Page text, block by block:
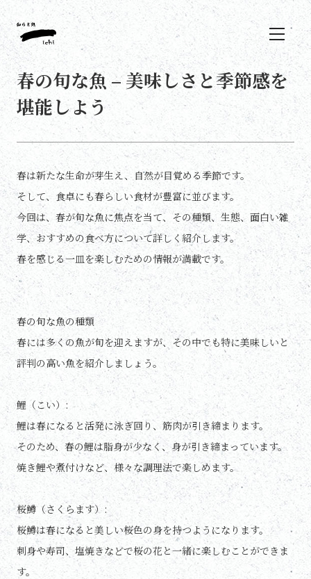
春の旬な魚 – 美味しさと季節感を
堪能しよう
春は新たな生命が芽生え、自然が目覚める季節です。
そして、食卓にも春らしい食材が豊富に並びます。
今回は、春が旬な魚に焦点を当て、その種類、生態、面白い雑
学、おすすめの食べ方について詳しく紹介します。
春を感じる一皿を楽しむための情報が満載です。
春の旬な魚の種類
春には多くの魚が旬を迎えますが、その中でも特に美味しいと
評判の高い魚を紹介しましょう。
鯉（こい）:
鯉は春になると活発に泳ぎ回り、筋肉が引き締まります。
そのため、春の鯉は脂身が少なく、身が引き締まっています。
焼き鯉や煮付けなど、様々な調理法で楽しめます。
桜鱒（さくらます）:
桜鱒は春になると美しい桜色の身を持つようになります。
刺身や寿司、塩焼きなどで桜の花と一緒に楽しむことができま
す。